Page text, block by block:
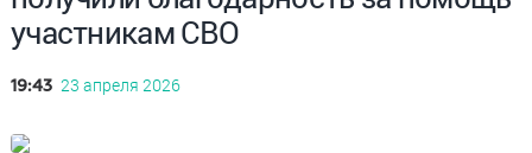
участникам СВО
19:43 23 апреля 2026